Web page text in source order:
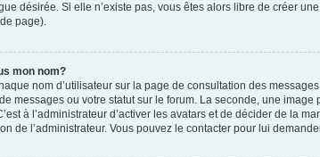
désirée. Si elle n’existe pas, vous êtes alors libre de créer
page).
mon nom?
nom d’utilisateur sur la page de consultation des
messages ou votre statut sur le forum. La seconde, une
à l’administrateur d’activer les avatars et de décider de la
de l’administrateur. Vous pouvez le contacter pour lui